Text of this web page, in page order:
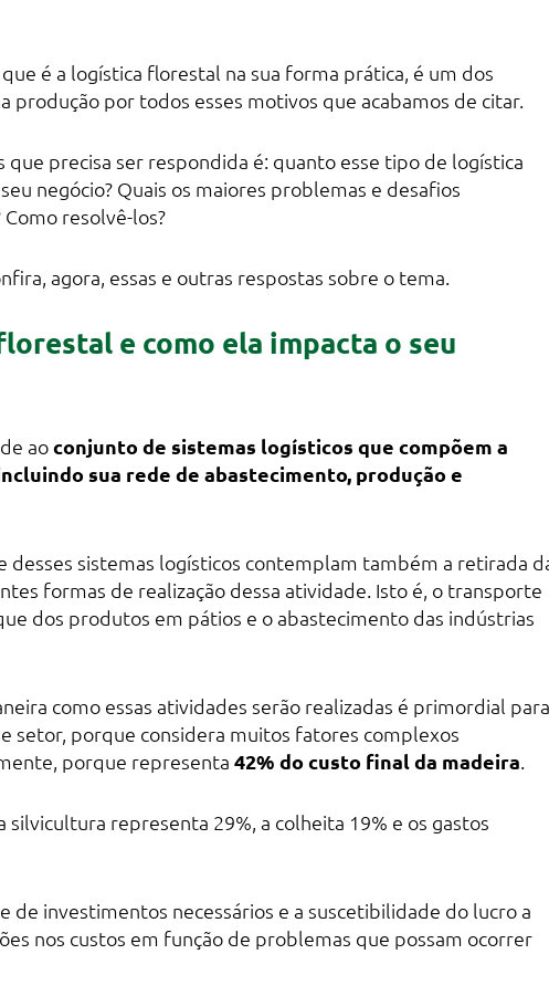
é a logística florestal na sua forma prática, é um dos
produção por todos esses motivos que acabamos de citar.
que precisa ser respondida é: quanto esse tipo de logística
negócio? Quais os maiores problemas e desafios
resolvê-los?
agora, essas e outras respostas sobre o tema.
e como ela impacta o seu
aoconjunto de sistemas logísticos que compõem a
sua rede de abastecimento, produção e
desses sistemas logísticos contemplam também a retirada
formas de realização dessa atividade. Isto é, o transporte
dos produtos em pátios e o abastecimento das indústrias
como essas atividades serão realizadas é primordial para
setor, porque considera muitos fatores complexos
porque representa 42% do custo final da madeira.
silvicultura representa 29%, a colheita 19% e os gastos
de investimentos necessários e a suscetibilidade do lucro a
nos custos em função de problemas que possam ocorrer